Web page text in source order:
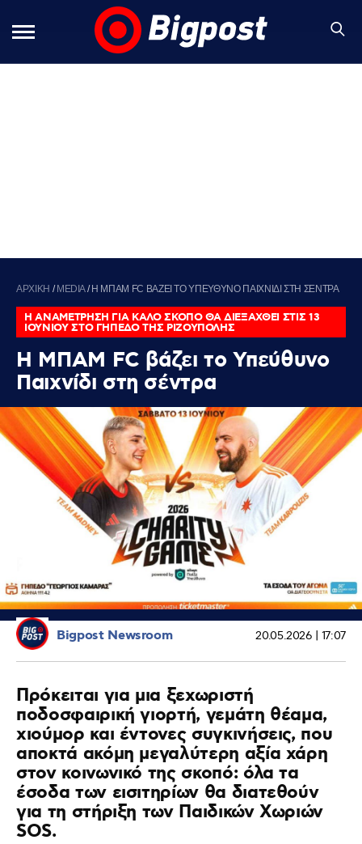
ΑΡΧΙΚΗ / MEDIA/ Η ΜΠΑΜ FC ΒΑΖΕΙ ΤΟ ΥΠΕΥΘΥΝΟ ΠΑΙΧΝΙΔΙ ΣΤΗ ΣΕΝΤΡΑ
Η ΑΝΑΜΕΤΡΗΣΗ ΓΙΑ ΚΑΛΟ ΣΚΟΠΟ ΘΑ ΔΙΕΞΑΧΘΕΙ ΣΤΙΣ 13
ΙΟΥΝΙΟΥ ΣΤΟ ΓΗΠΕΔΟ ΤΗΣ ΡΙΖΟΥΠΟΛΗΣ
Η ΜΠΑΜ FC βάζει το Υπεύθυνο
Παιχνίδι στη σέντρα
Bigpost Newsroom 20.05.2026 | 17:07
Πρόκειται για μια ξεχωριστή
ποδοσφαιρική γιορτή, γεμάτη θέαμα,
χιούμορ και έντονες συγκινήσεις, που
αποκτά ακόμη μεγαλύτερη αξία χάρη
στον κοινωνικό της σκοπό: όλα τα
έσοδα των εισιτηρίων θα διατεθούν
για τη στήριξη των Παιδικών Χωριών
SOS.